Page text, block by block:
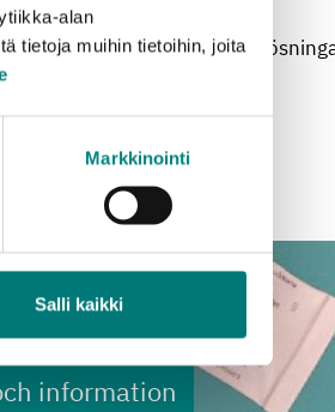
alan
tietoja muihin tietoihin, joita
Markkinointi
Salli kaikki
Lösningsmedel,
information